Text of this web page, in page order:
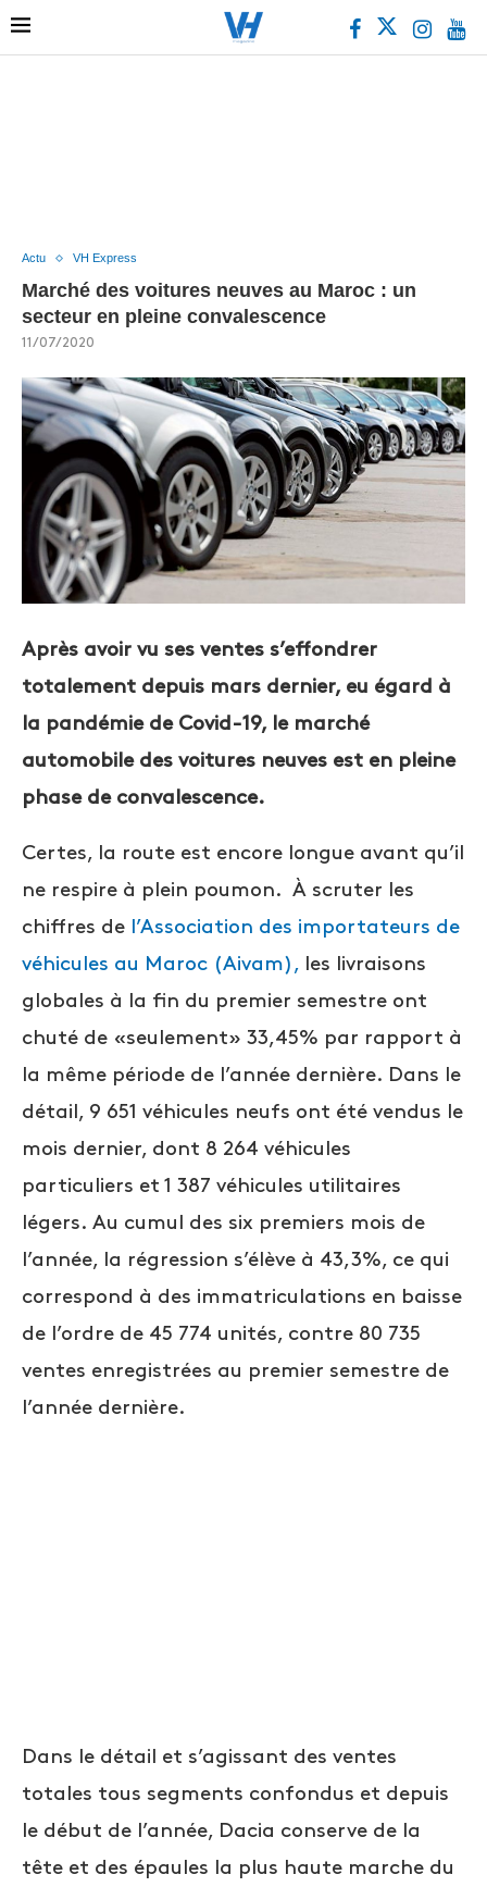
Actu VH Express
Marché des voitures neuves au Maroc : un
secteur en pleine convalescence
11/07/2020
Après avoir vu ses ventes s’effondrer
totalement depuis mars dernier, eu égard à
la pandémie de Covid-19, le marché
automobile des voitures neuves est en pleine
phase de convalescence.
Certes, la route est encore longue avant qu’il
ne respire à plein poumon. À scruter les
chiffres de
l’Association des importateurs de
véhicules au Maroc (Aivam), les livraisons
globales à la fin du premier semestre ont
chuté de «seulement» 33,45% par rapport à
la même période de l’année dernière. Dans le
détail, 9 651 véhicules neufs ont été vendus le
mois dernier, dont 8 264 véhicules
particuliers et 1 387 véhicules utilitaires
légers. Au cumul des six premiers mois de
l’année, la régression s’élève à 43,3%, ce qui
correspond à des immatriculations en baisse
de l’ordre de 45 774 unités, contre 80 735
ventes enregistrées au premier semestre de
l’année dernière.
Dans le détail et s’agissant des ventes
totales tous segments confondus et depuis
le début de l’année, Dacia conserve de la
tête et des épaules la plus haute marche du